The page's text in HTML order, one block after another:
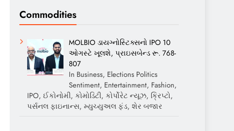
Commodities
MOLBIO ડાયગ્નોસ્ટિક્સનો IPO 10
ઓગસ્ટે ખૂલશે, પ્રાઇસબેન્ડ રૂ. 768-
807
In Business, Elections Politics
Sentiment, Entertainment, Fashion,
IPO, ઈકોનોમી, કોમોડિટી, કોર્પોરેટ ન્યૂઝ, ક્રિપ્ટો,
પર્સનલ ફાઇનાન્સ, મ્યુચ્યુઅલ ફંડ, શેર બજાર